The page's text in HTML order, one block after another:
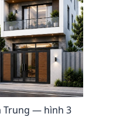
Trung — hình 3